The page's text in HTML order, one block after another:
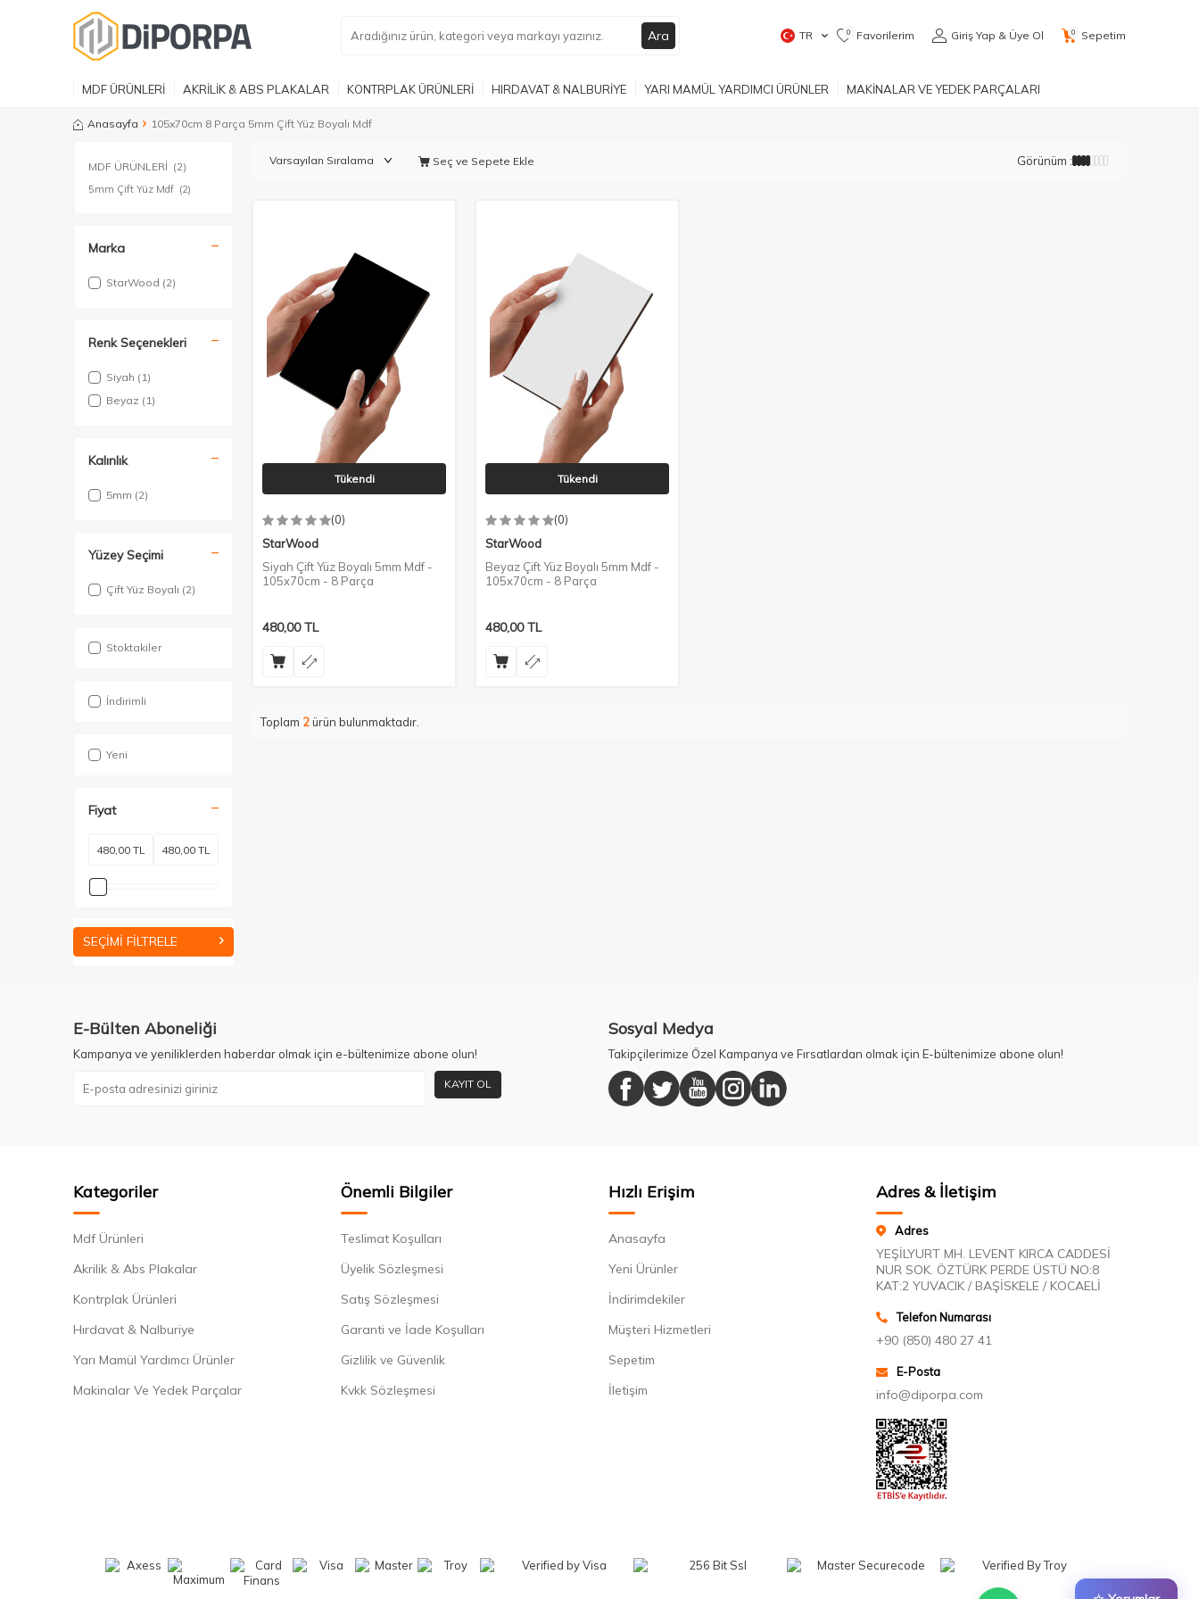
Ara TR 0 Favorilerim Giriş Yap & Üye Ol 0 Sepetim
MDF ÜRÜNLERİ AKRİLİK & ABS PLAKALAR KONTRPLAK ÜRÜNLERİ HIRDAVAT & NALBURİYE YARI MAMÜL YARDIMCI ÜRÜNLER MAKİNALAR VE YEDEK PARÇALARI
Anasayfa 105x70cm 8 Parça 5mm Çift Yüz Boyalı Mdf
MDF ÜRÜNLERİ (2)
5mm Çift Yüz Mdf (2)
Marka
StarWood (2)
Renk Seçenekleri
Siyah (1)
Beyaz (1)
Kalınlık
5mm (2)
Yüzey Seçimi
Çift Yüz Boyalı (2)
Stoktakiler
İndirimli
Yeni
Fiyat
SEÇIMI FILTRELE
Seç ve Sepete Ekle Görünüm :
Tükendi
(0)
StarWood
Siyah Çift Yüz Boyalı 5mm Mdf -
105x70cm - 8 Parça
480,00TL
Tükendi
(0)
StarWood
Beyaz Çift Yüz Boyalı 5mm Mdf -
105x70cm - 8 Parça
480,00TL
Toplam 2ürün bulunmaktadır.
E-Bülten Aboneliği
Kampanya ve yeniliklerden haberdar olmak için e-bültenimize abone olun!
KAYIT OL
Sosyal Medya
Takipçilerimize Özel Kampanya ve Fırsatlardan olmak için E-bültenimize abone olun!
Kategoriler
Mdf Ürünleri
Akrilik & Abs Plakalar
Kontrplak Ürünleri
Hırdavat & Nalburiye
Yarı Mamül Yardımcı Ürünler
Makinalar Ve Yedek Parçalar
Önemli Bilgiler
Teslimat Koşulları
Üyelik Sözleşmesi
Satış Sözleşmesi
Garanti ve İade Koşulları
Gizlilik ve Güvenlik
Kvkk Sözleşmesi
Hızlı Erişim
Anasayfa
Yeni Ürünler
İndirimdekiler
Müşteri Hizmetleri
Sepetim
İletişim
Adres & İletişim
Adres
YEŞİLYURT MH. LEVENT KIRCA CADDESİ
NUR SOK. ÖZTÜRK PERDE ÜSTÜ NO:8
KAT:2 YUVACIK / BAŞİSKELE / KOCAELİ
Telefon Numarası
+90 (850) 480 27 41
E-Posta
info@diporpa.com